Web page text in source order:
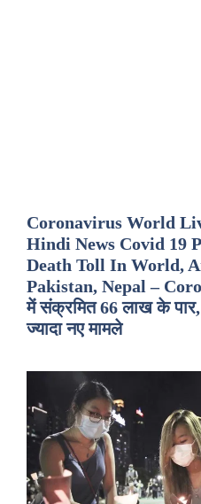
Coronavirus World
Hindi News Covid 19
Death Toll In World,
Pakistan, Nepal –
में संक्रमित 66 लाख के
ज्यादा नए मामले